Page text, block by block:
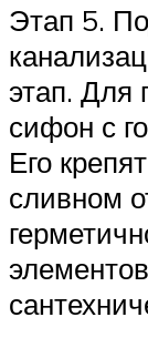
Этап 5.
этап. Для
сифон с
Его
сливном